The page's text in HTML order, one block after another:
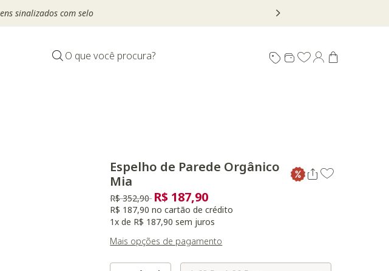
sinalizados com selo
O que você procura?
Espelho de Parede Orgânico
Mia
Preço reduzido de
R$ 352,90 para
R$ 187,90
R$ 187,90 no cartão de crédito
1x de R$ 187,90 sem juros
Mais opções de pagamento
Selecione o Tamanho